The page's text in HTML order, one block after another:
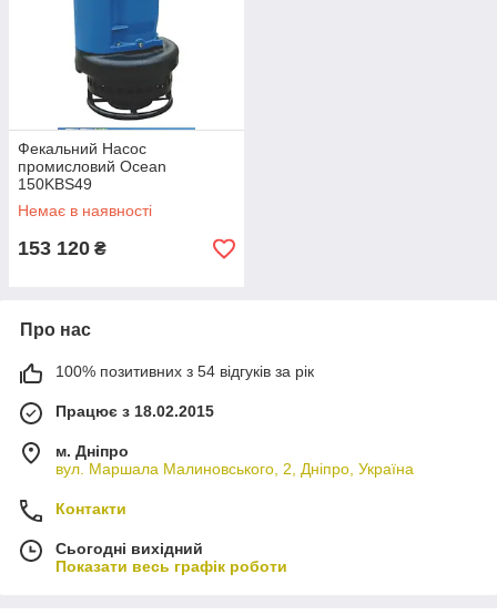
Фекальний Насос
промисловий Ocean
150KBS49
Немає в наявності
153 120 ₴
Про нас
100% позитивних з 54 відгуків за рік
Працює з 18.02.2015
м. Дніпро
вул. Маршала Малиновського, 2, Дніпро, Україна
Контакти
Сьогодні вихідний
Показати весь графік роботи